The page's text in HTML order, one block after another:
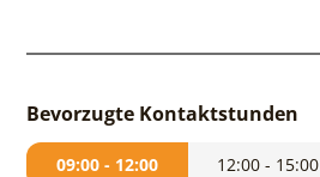
Bevorzugte Kontaktstunden
09:00 - 12:00 12:00 - 15:00